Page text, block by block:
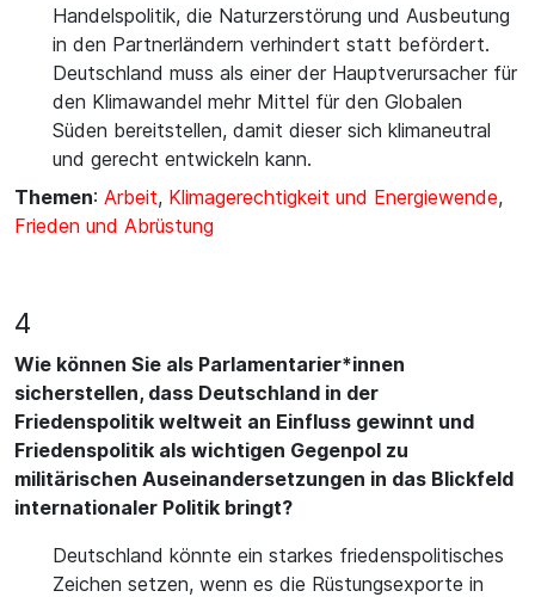
Handelspolitik, die Naturzerstörung und Ausbeutung
in den Partnerländern verhindert statt befördert.
Deutschland muss als einer der Hauptverursacher für
den Klimawandel mehr Mittel für den Globalen
Süden bereitstellen, damit dieser sich klimaneutral
und gerecht entwickeln kann.
Themen: Arbeit, Klimagerechtigkeit und Energiewende,
Frieden und Abrüstung
4
Wie können Sie als Parlamentarier*innen
sicherstellen, dass Deutschland in der
Friedenspolitik weltweit an Einfluss gewinnt und
Friedenspolitik als wichtigen Gegenpol zu
militärischen Auseinandersetzungen in das Blickfeld
internationaler Politik bringt?
Deutschland könnte ein starkes friedenspolitisches
Zeichen setzen, wenn es die Rüstungsexporte in